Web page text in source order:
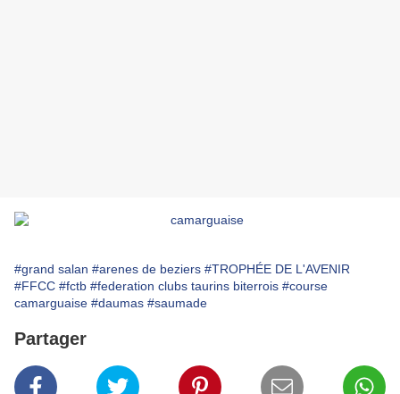
#grand salan #arenes de beziers #TROPHÉE DE L'AVENIR
#FFCC #fctb #federation clubs taurins biterrois #course
camarguaise #daumas #saumade
Partager